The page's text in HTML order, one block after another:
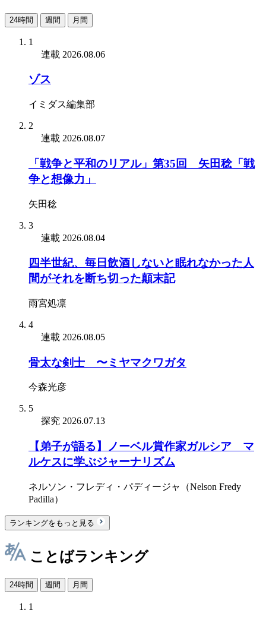
24時間 週間 月間
1
連載 2026.08.06
ゾス
イミダス編集部
2
連載 2026.08.07
「戦争と平和のリアル」第35回 矢田稔「戦
争と想像力」
矢田稔
3
連載 2026.08.04
四半世紀、毎日飲酒しないと眠れなかった人
間がそれを断ち切った顛末記
雨宮処凛
4
連載 2026.08.05
骨太な剣士 〜ミヤマクワガタ
今森光彦
5
探究 2026.07.13
【弟子が語る】ノーベル賞作家ガルシア゠マ
ルケスに学ぶジャーナリズム
ネルソン・フレディ・パディージャ（Nelson Fredy
Padilla）
ランキングをもっと見る
ことばランキング
24時間 週間 月間
1